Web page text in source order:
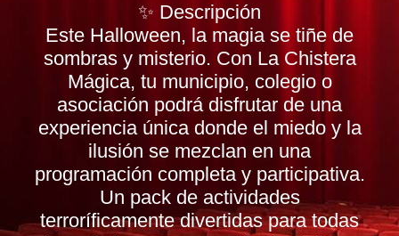
✨ Descripción
Este Halloween, la magia se tiñe de
sombras y misterio. Con La Chistera
Mágica, tu municipio, colegio o
asociación podrá disfrutar de una
experiencia única donde el miedo y la
ilusión se mezclan en una
programación completa y participativa.
Un pack de actividades
terroríficamente divertidas para todas